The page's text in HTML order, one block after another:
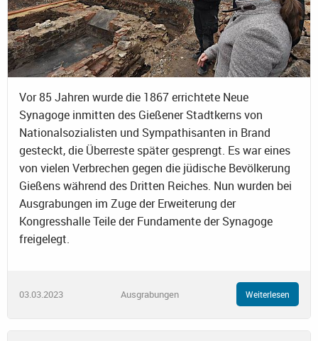
Vor 85 Jahren wurde die 1867 errichtete Neue
Synagoge inmitten des Gießener Stadtkerns von
Nationalsozialisten und Sympathisanten in Brand
gesteckt, die Überreste später gesprengt. Es war eines
von vielen Verbrechen gegen die jüdische Bevölkerung
Gießens während des Dritten Reiches. Nun wurden bei
Ausgrabungen im Zuge der Erweiterung der
Kongresshalle Teile der Fundamente der Synagoge
freigelegt.
03.03.2023 Ausgrabungen Weiterlesen